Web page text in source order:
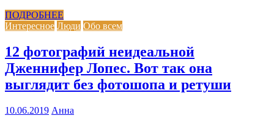
ПОДРОБНЕЕ
Интересное Люди Обо всем
12 фотографий неидеальной
Дженнифер Лопес. Вот так она
выглядит без фотошопа и ретуши
10.06.2019 Анна